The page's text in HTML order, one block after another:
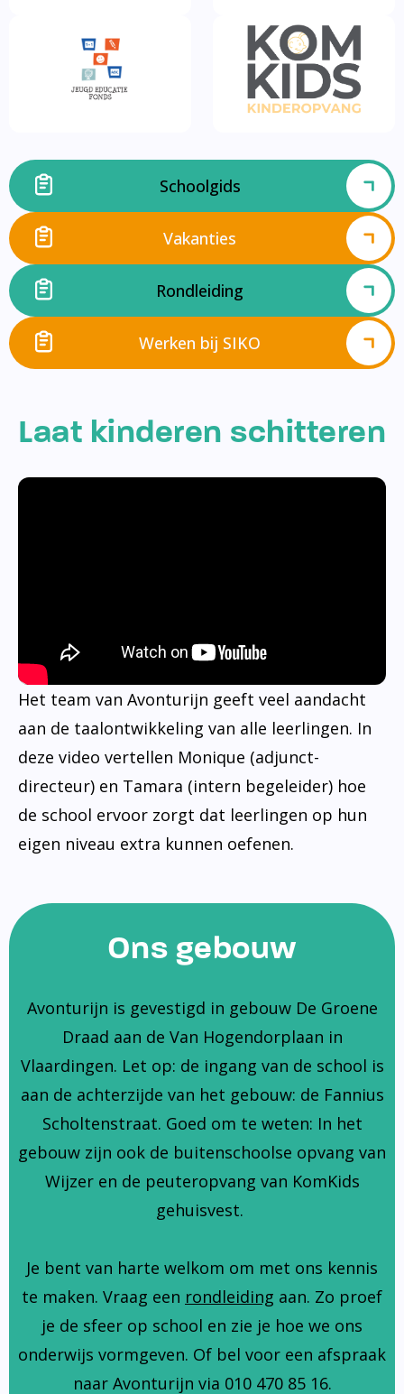
Schoolgids
Vakanties
Rondleiding
Werken bij SIKO
Laat kinderen schitteren
Het team van Avonturijn geeft veel aandacht
aan de taalontwikkeling van alle leerlingen. In
deze video vertellen Monique (adjunct-
directeur) en Tamara (intern begeleider) hoe
de school ervoor zorgt dat leerlingen op hun
eigen niveau extra kunnen oefenen.
Ons gebouw
Avonturijn is gevestigd in gebouw De Groene
Draad aan de Van Hogendorplaan in
Vlaardingen. Let op: de ingang van de school is
aan de achterzijde van het gebouw: de Fannius
Scholtenstraat. Goed om te weten: In het
gebouw zijn ook de buitenschoolse opvang van
Wijzer en de peuteropvang van KomKids
gehuisvest.
Je bent van harte welkom om met ons kennis
te maken. Vraag een rondleiding aan. Zo proef
je de sfeer op school en zie je hoe we ons
onderwijs vormgeven. Of bel voor een afspraak
naar Avonturijn via 010 470 85 16.